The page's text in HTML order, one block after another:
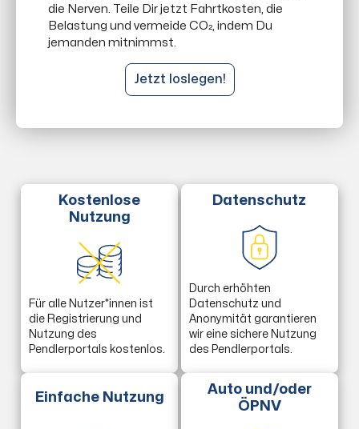
die Nerven. Teile Dir jetzt Fahrtkosten, die
Belastung und vermeide CO₂, indem Du
jemanden mitnimmst.
Jetzt loslegen!
Kostenlose
Nutzung
Für alle Nutzer*innen ist
die Registrierung und
Nutzung des
Pendlerportals kostenlos.
Datenschutz
Durch erhöhten
Datenschutz und
Anonymität garantieren
wir eine sichere Nutzung
des Pendlerportals.
Einfache Nutzung
Auto und/oder
ÖPNV